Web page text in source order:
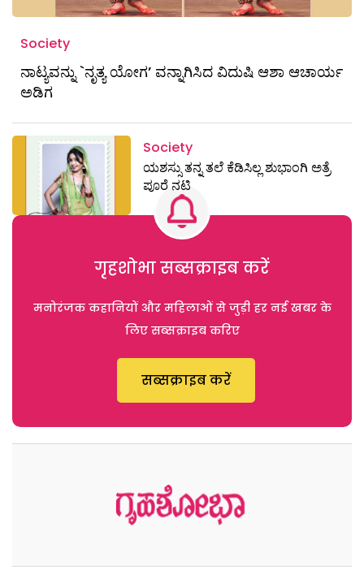
Society
ನಾಟ್ಯವನ್ನು `ನೃತ್ಯ ಯೋಗ’ ವನ್ನಾಗಿಸಿದ ವಿದುಷಿ ಆಶಾ ಆಚಾರ್ಯ
ಅಡಿಗ
Society
ಯಶಸ್ಸು ತನ್ನ ತಲೆ ಕೆಡಿಸಿಲ್ಲ ಶುಭಾಂಗಿ ಅತ್ರೆ
ಪೂರೆ ನಟಿ
गृहशोभा सब्सक्राइब करें
मनोरंजक कहानियों और महिलाओं से जुड़ी हर नई खबर के
लिए सब्सक्राइब करिए
सब्सक्राइब करें